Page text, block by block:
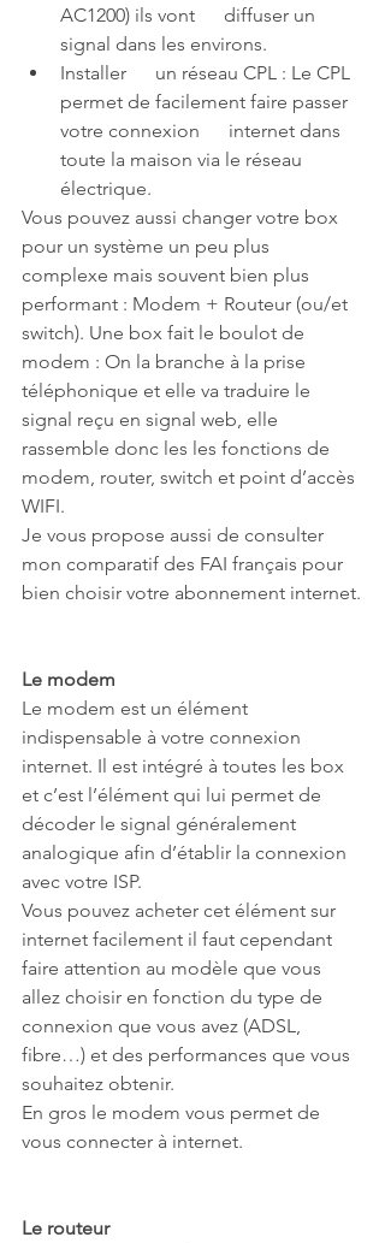
AC1200) ils vont      diffuser un
signal dans les environs.
Installer      un réseau CPL : Le CPL
permet de facilement faire passer
votre connexion      internet dans
toute la maison via le réseau
électrique.
Vous pouvez aussi changer votre box
pour un système un peu plus
complexe mais souvent bien plus
performant : Modem + Routeur (ou/et
switch). Une box fait le boulot de
modem : On la branche à la prise
téléphonique et elle va traduire le
signal reçu en signal web, elle
rassemble donc les les fonctions de
modem, router, switch et point d’accès
WIFI.
Je vous propose aussi de consulter
mon comparatif des FAI français pour
bien choisir votre abonnement internet.
Le modem
Le modem est un élément
indispensable à votre connexion
internet. Il est intégré à toutes les box
et c’est l’élément qui lui permet de
décoder le signal généralement
analogique afin d’établir la connexion
avec votre ISP.
Vous pouvez acheter cet élément sur
internet facilement il faut cependant
faire attention au modèle que vous
allez choisir en fonction du type de
connexion que vous avez (ADSL,
fibre…) et des performances que vous
souhaitez obtenir.
En gros le modem vous permet de
vous connecter à internet.
Le routeur